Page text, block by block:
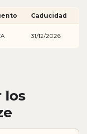
Caducidad
31/12/2026
los